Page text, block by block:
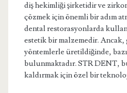
diş hekimliği şirketidir ve
çözmek için önemli bir adım
dental restorasyonlarda
estetik bir malzemedir. Ancak,
yöntemlerle üretildiğinde,
bulunmaktadır. STR DENT,
kaldırmak için özel bir